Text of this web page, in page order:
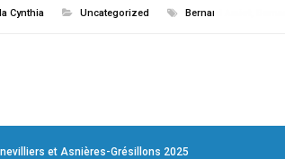
Cynthia Uncategorized Bernard Amiot
et Asnières-Grésillons 2025